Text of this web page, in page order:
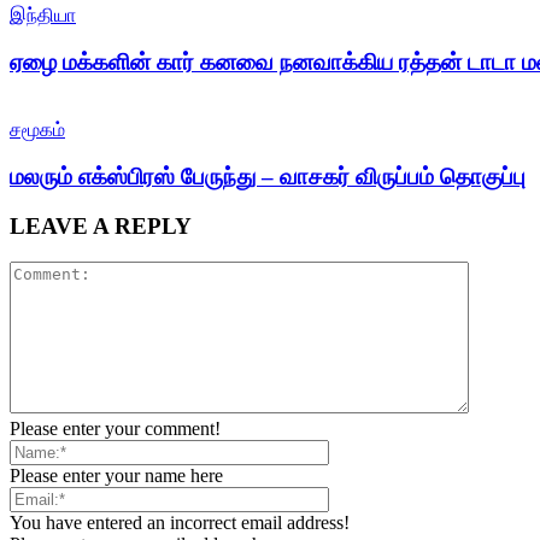
இந்தியா
ஏழை மக்களின் கார் கனவை நனவாக்கிய ரத்தன் டாடா
சமூகம்
மலரும் எக்ஸ்பிரஸ் பேருந்து – வாசகர் விருப்பம் தொகுப்பு
LEAVE A REPLY
Please enter your comment!
Please enter your name here
You have entered an incorrect email address!